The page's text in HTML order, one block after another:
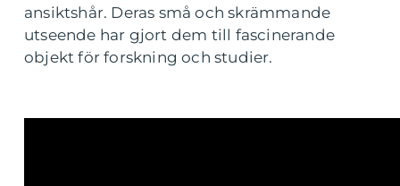
ansiktshår. Deras små och skrämmande
utseende har gjort dem till fascinerande
objekt för forskning och studier.